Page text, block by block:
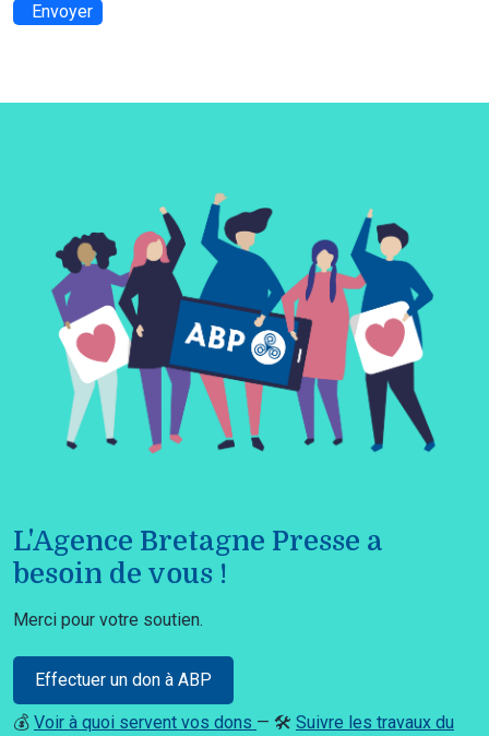
Envoyer
L'Agence Bretagne Presse a
besoin de vous !
Merci pour votre soutien.
Effectuer un don à ABP
💰 Voir à quoi servent vos dons — 🛠️ Suivre les travaux du